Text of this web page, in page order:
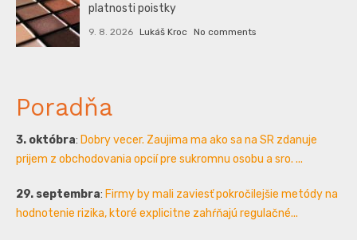
platnosti poistky
9. 8. 2026 Lukáš Kroc No comments
Poradňa
3. októbra: Dobry vecer. Zaujima ma ako sa na SR zdanuje
prijem z obchodovania opcií pre sukromnu osobu a sro. ...
29. septembra: Firmy by mali zaviesť pokročilejšie metódy na
hodnotenie rizika, ktoré explicitne zahŕňajú regulačné...